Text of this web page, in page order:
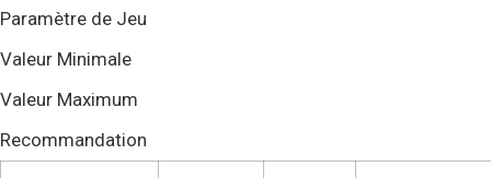
Paramètre de Jeu
Valeur Minimale
Valeur Maximum
Recommandation